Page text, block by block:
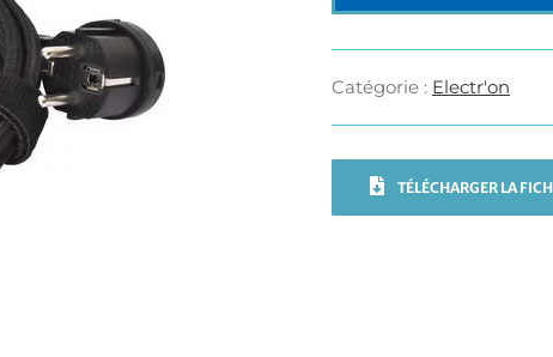
Catégorie : Electr'on
TÉLÉCHARGER LA